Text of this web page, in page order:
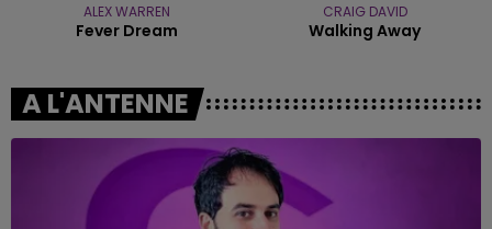
ALEX WARREN
Fever Dream
CRAIG DAVID
Walking Away
A L'ANTENNE